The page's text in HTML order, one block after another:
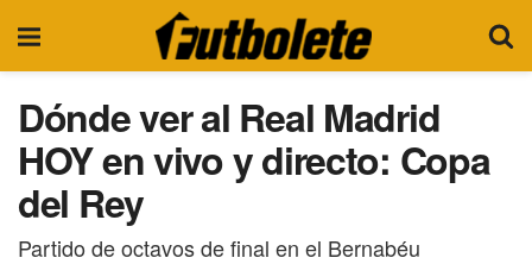
Dónde ver al Real Madrid
HOY en vivo y directo: Copa
del Rey
Partido de octavos de final en el Bernabéu